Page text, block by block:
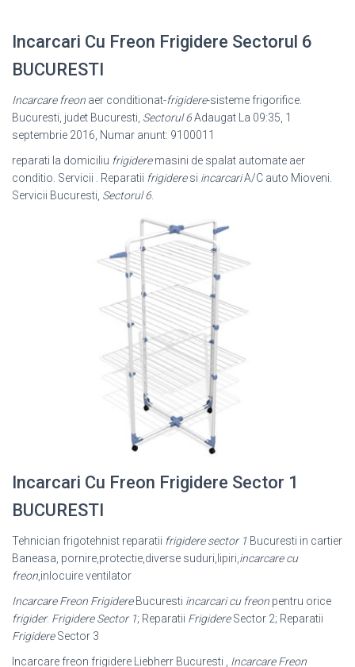
Incarcari Cu Freon Frigidere Sectorul 6
BUCURESTI
Incarcare freon aer conditionat-frigidere-sisteme frigorifice.
Bucuresti, judet Bucuresti, Sectorul 6Adaugat La 09:35, 1
septembrie 2016, Numar anunt: 9100011
reparati la domiciliu frigideremasini de spalat automate aer
conditio. Servicii . Reparatii frigideresi incarcariA/C auto Mioveni.
Servicii Bucuresti, Sectorul 6.
Incarcari Cu Freon Frigidere Sector 1
BUCURESTI
Tehnician frigotehnist reparatii frigidere sector 1 Bucuresti in cartier
Baneasa, pornire,protectie,diverse suduri,lipiri, incarcare cu
freon ,inlocuire ventilator
Incarcare Freon FrigidereBucuresti incarcari cu freon pentru orice
frigider. Frigidere Sector 1; Reparatii FrigidereSector 2; Reparatii
FrigidereSector 3
Incarcare freon frigidere Liebherr Bucuresti , Incarcare Freon